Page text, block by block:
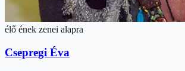
élő ének zenei alapra
Csepregi Éva